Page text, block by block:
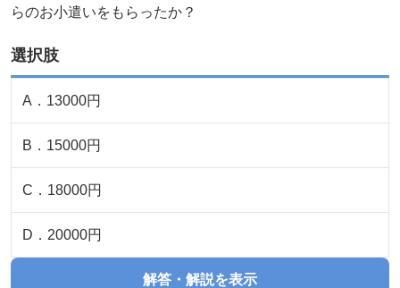
らのお小遣いをもらったか？
選択肢
A ． 13000円
B ． 15000円
C ． 18000円
D ． 20000円
解答・解説を表示